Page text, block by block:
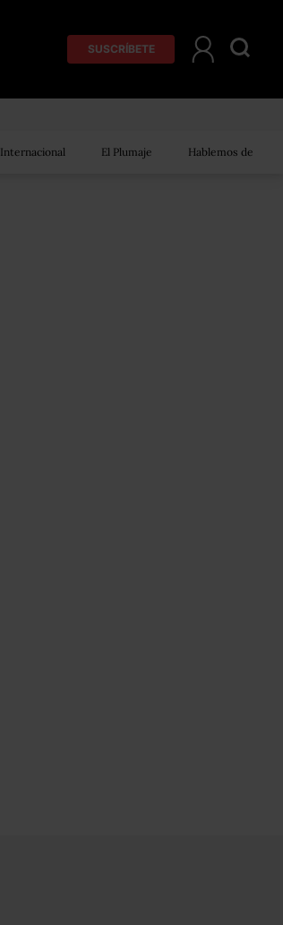
SUSCRÍBETE
Internacional El Plumaje Hablemos de